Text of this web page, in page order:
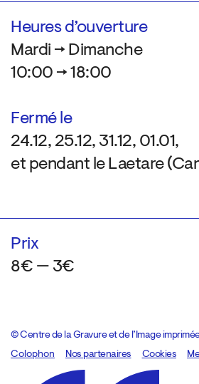
Heures d’ouverture
Mardi → Dimanche
10:00 → 18:00
Fermé le
24.12, 25.12, 31.12, 01.01,
et pendant le Laetare
Prix
8€ — 3€
© Centre de la Gravure et de l’Image
Colophon
Design:Marcel Kaczmarek, code:8080.studio
Nos partenaires Cookies